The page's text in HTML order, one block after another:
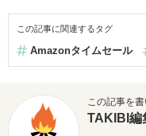
この記事に関連するタグ
Amazonタイムセール
この記事を書
TAKIBI編